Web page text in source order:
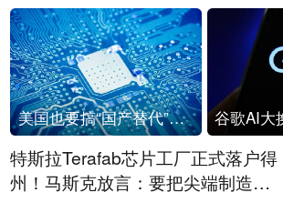
美国也要搞“国产替代”？先算清三笔账
特斯拉Terafab芯片工厂正式落户得
州！马斯克放言：要把尖端制造带